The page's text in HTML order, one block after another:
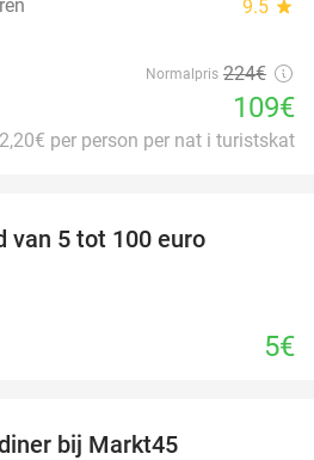
9.5 star
Normalpris 224€
109€
per person per nat i turistskat
van 5 tot 100 euro
5€
bij Markt45